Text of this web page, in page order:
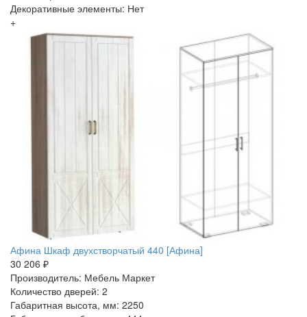
Декоративные элементы: Нет
+
Афина Шкаф двухстворчатый 440 [Афина]
30 206 ₽
Производитель: Мебель Маркет
Количество дверей: 2
Габаритная высота, мм: 2250